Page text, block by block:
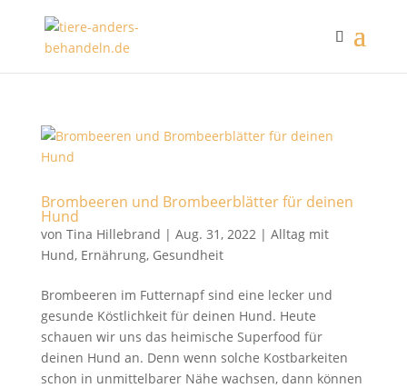
Brombeeren und Brombeerblätter für deinen
Hund
von Tina Hillebrand | Aug. 31, 2022| Alltag mit
Hund, Ernährung, Gesundheit
Brombeeren im Futternapf sind eine lecker und
gesunde Köstlichkeit für deinen Hund. Heute
schauen wir uns das heimische Superfood für
deinen Hund an. Denn wenn solche Kostbarkeiten
schon in unmittelbarer Nähe wachsen, dann können